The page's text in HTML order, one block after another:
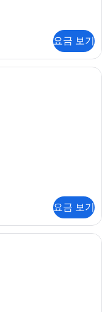
요금 보기
고, 책상, 암막 커튼, 다리미/
요금 보기
고, 책상, 암막 커튼, 다리미/